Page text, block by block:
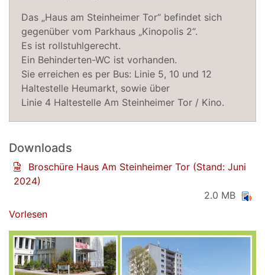
Vorlesen
Das „Haus am Steinheimer Tor“ befindet sich
gegenüber vom Parkhaus „Kinopolis 2“.
Es ist rollstuhlgerecht.
Ein Behinderten-WC ist vorhanden.
Sie erreichen es per Bus: Linie 5, 10 und 12
Haltestelle Heumarkt, sowie über
Linie 4 Haltestelle Am Steinheimer Tor / Kino.
Downloads
Broschüre Haus Am Steinheimer Tor (Stand: Juni
2024)
2.0 MB